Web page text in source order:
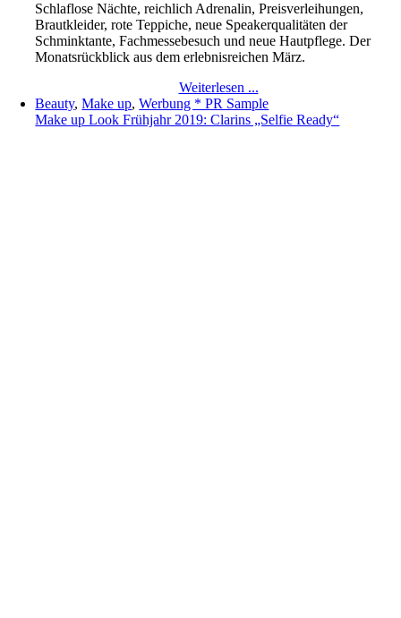
Schlaflose Nächte, reichlich Adrenalin, Preisverleihungen,
Brautkleider, rote Teppiche, neue Speakerqualitäten der
Schminktante, Fachmessebesuch und neue Hautpflege. Der
Monatsrückblick aus dem erlebnisreichen März.
Weiterlesen ...
Beauty,Make up,Werbung * PR Sample
Make up Look Frühjahr 2019: Clarins „Selfie Ready“